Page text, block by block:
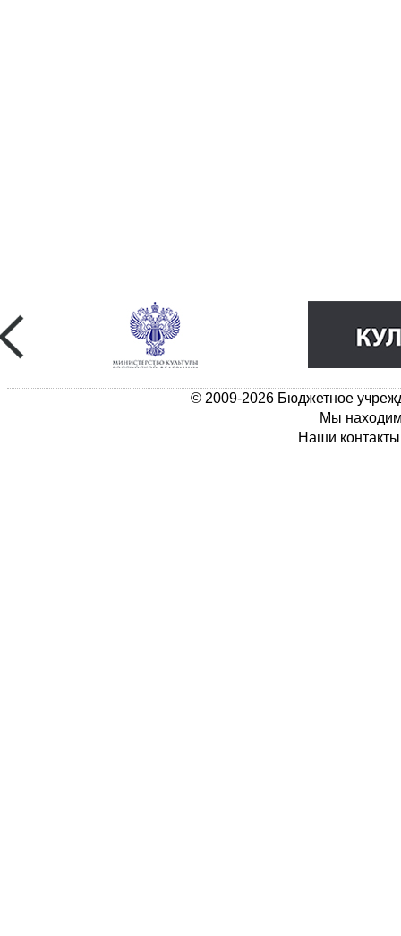
© 2009-2026 Бюджетное
Мы
Наши